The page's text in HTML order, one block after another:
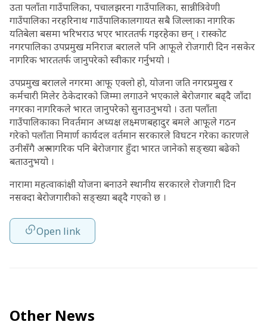
उता पलाँता गाउँपालिका, पचालझरना गाउँपालिका, सान्नीत्रिवेणी
गाउँपालिका नरहरिनाथ गाउँपालिकालगायत सबै जिल्लाका नागरिक
यतिबेला बसमा भरिभराउ भएर भारततर्फ गइरहेका छन् । रास्कोट
नगरपालिका उपप्रमुख मनिराज बरालले पनि आफूले रोजगारी दिन नसकेर
नागरिक भारततर्फ जानुपरेको स्वीकार गर्नुभयो ।
उपप्रमुख बरालले नगरमा आफू एक्लो हो, योजना जति नगरप्रमुख र
कर्मचारी मिलेर ठेकेदारको जिम्मा लगाउने भएकाले बेरोजगार बढ्दै जाँदा
नगरका नागरिकले भारत जानुपरेको सुनाउनुभयो । उता पलाँता
गाउँपालिकाका निवर्तमान अध्यक्ष लक्ष्मणबहादुर बमले आफूले गठन
गरेको पलाँता निमार्ण कार्यदल वर्तमान सरकारले विघटन गरेका कारणले
उनीसँगै अरु नागरिक पनि बेरोजगार हुँदा भारत जानेको सङ्ख्या बढेको
बताउनुभयो ।
नारामा महत्वाकांक्षी योजना बनाउने स्थानीय सरकारले रोजगारी दिन
नसक्दा बेरोजगारीको सङ्ख्या बढ्दै गएको छ ।
Open link
Other News